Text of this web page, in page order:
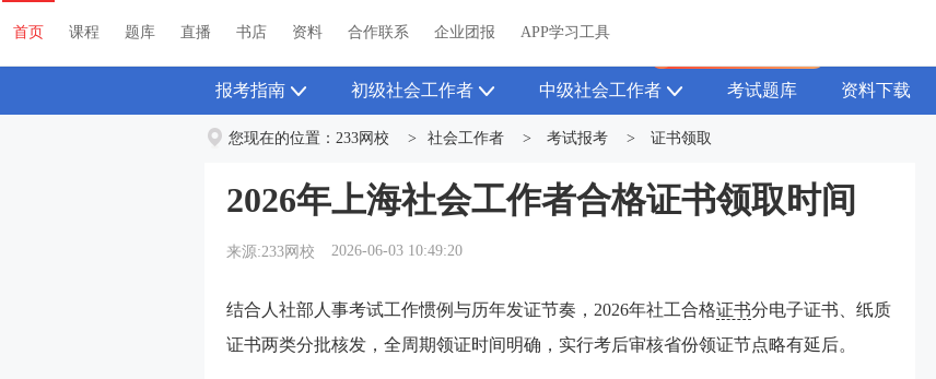
首页 课程 题库 直播 书店 资料 关于我们 帮助中心
首页 课程 题库 直播 书店 资料 合作联系 企业团报 APP学习工具
报考指南 初级社会工作者 中级社会工作者 考试题库 资料下载
您现在的位置： 233网校 > 社会工作者 > 考试报考 > 证书领取
2026年上海社会工作者合格证书领取时间
来源:233网校 2026-06-03 10:49:20
结合人社部人事考试工作惯例与历年发证节奏，2026年社工合格证书分电子证书、纸质
证书两类分批核发，全周期领证时间明确，实行考后审核省份领证节点略有延后。